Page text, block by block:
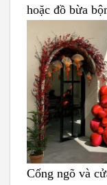
hoặc đồ bừa
Cổng ngõ và